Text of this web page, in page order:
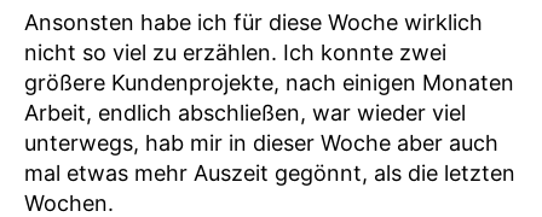
Ansonsten habe ich für diese Woche wirklich
nicht so viel zu erzählen. Ich konnte zwei
größere Kundenprojekte, nach einigen Monaten
Arbeit, endlich abschließen, war wieder viel
unterwegs, hab mir in dieser Woche aber auch
mal etwas mehr Auszeit gegönnt, als die letzten
Wochen.